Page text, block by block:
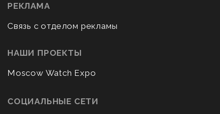
РЕКЛАМА
Связь с отделом рекламы
НАШИ ПРОЕКТЫ
Moscow Watch Expo
СОЦИАЛЬНЫЕ СЕТИ